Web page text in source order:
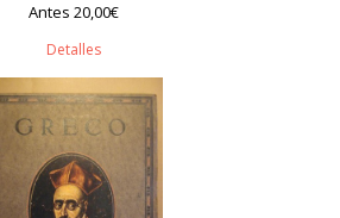
Antes 20,00€
Detalles